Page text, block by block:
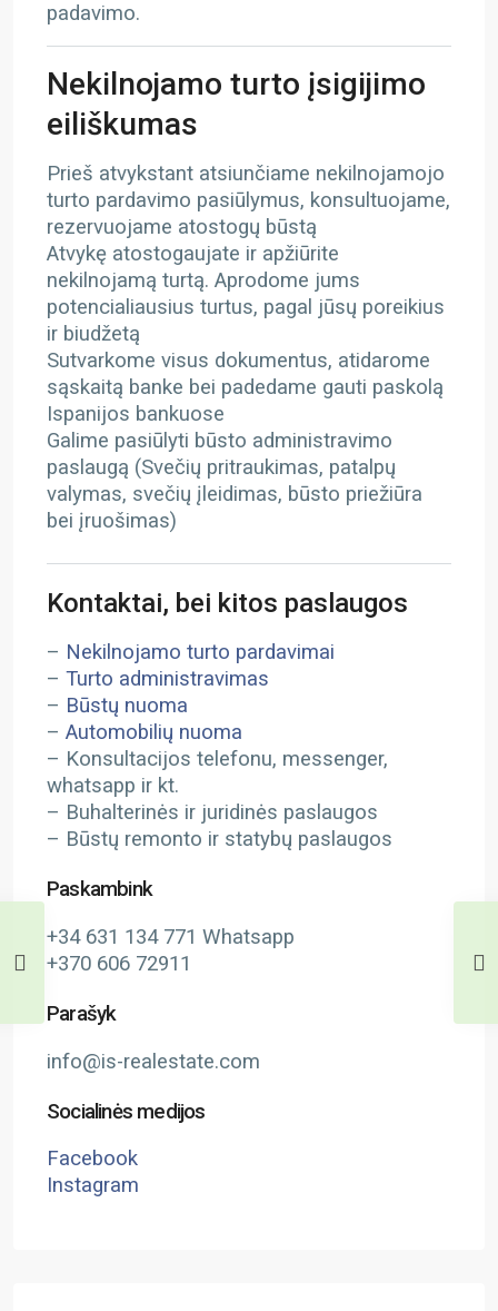
padavimo.
Nekilnojamo turto įsigijimo
eiliškumas
Prieš atvykstant atsiunčiame nekilnojamojo
turto pardavimo pasiūlymus, konsultuojame,
rezervuojame atostogų būstą
Atvykę atostogaujate ir apžiūrite
nekilnojamą turtą. Aprodome jums
potencialiausius turtus, pagal jūsų poreikius
ir biudžetą
Sutvarkome visus dokumentus, atidarome
sąskaitą banke bei padedame gauti paskolą
Ispanijos bankuose
Galime pasiūlyti būsto administravimo
paslaugą (Svečių pritraukimas, patalpų
valymas, svečių įleidimas, būsto priežiūra
bei įruošimas)
Kontaktai, bei kitos paslaugos
– Nekilnojamo turto pardavimai
– Turto administravimas
– Būstų nuoma
– Automobilių nuoma
– Konsultacijos telefonu, messenger,
whatsapp ir kt.
– Buhalterinės ir juridinės paslaugos
– Būstų remonto ir statybų paslaugos
Paskambink
+34 631 134 771 Whatsapp
+370 606 72911
Parašyk
info@is-realestate.com
Socialinės medijos
Facebook
Instagram